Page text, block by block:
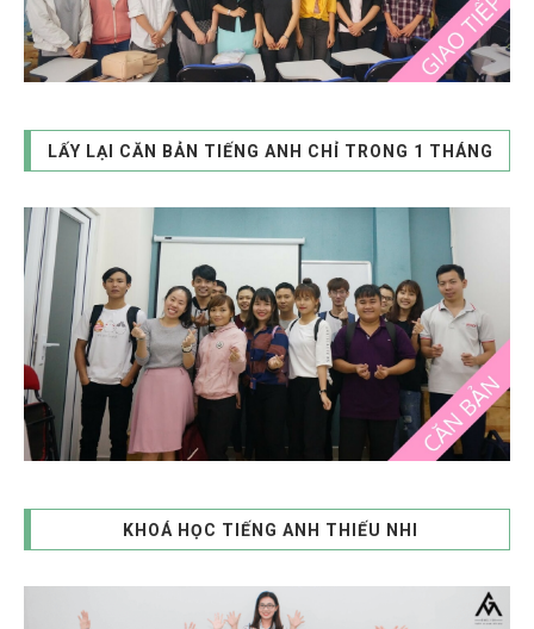
LẤY LẠI CĂN BẢN TIẾNG ANH CHỈ TRONG 1 THÁNG
KHOÁ HỌC TIẾNG ANH THIẾU NHI